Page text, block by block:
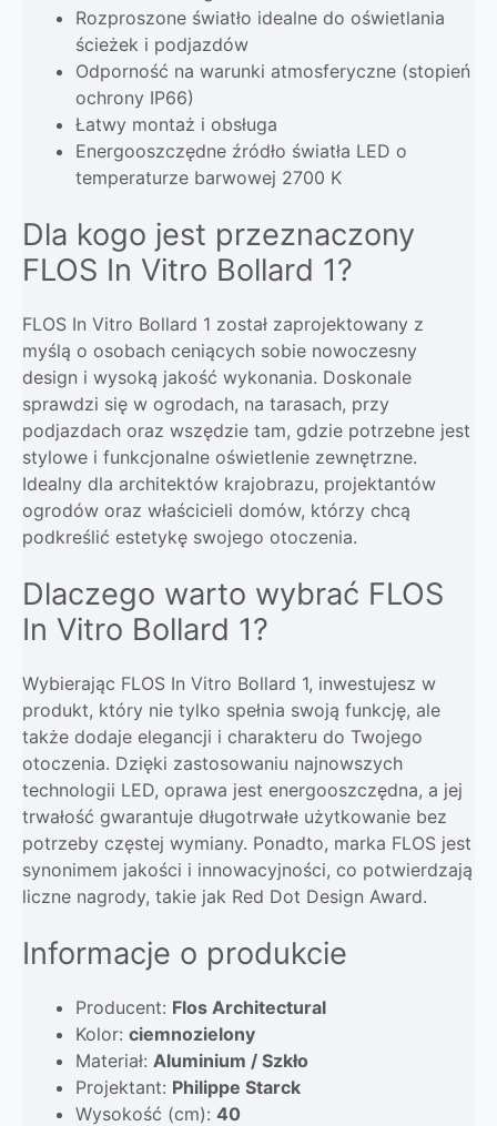
Rozproszone światło idealne do oświetlania
ścieżek i podjazdów
Odporność na warunki atmosferyczne (stopień
ochrony IP66)
Łatwy montaż i obsługa
Energooszczędne źródło światła LED o
temperaturze barwowej 2700 K
Dla kogo jest przeznaczony
FLOS In Vitro Bollard 1?
FLOS In Vitro Bollard 1 został zaprojektowany z
myślą o osobach ceniących sobie nowoczesny
design i wysoką jakość wykonania. Doskonale
sprawdzi się w ogrodach, na tarasach, przy
podjazdach oraz wszędzie tam, gdzie potrzebne jest
stylowe i funkcjonalne oświetlenie zewnętrzne.
Idealny dla architektów krajobrazu, projektantów
ogrodów oraz właścicieli domów, którzy chcą
podkreślić estetykę swojego otoczenia.
Dlaczego warto wybrać FLOS
In Vitro Bollard 1?
Wybierając FLOS In Vitro Bollard 1, inwestujesz w
produkt, który nie tylko spełnia swoją funkcję, ale
także dodaje elegancji i charakteru do Twojego
otoczenia. Dzięki zastosowaniu najnowszych
technologii LED, oprawa jest energooszczędna, a jej
trwałość gwarantuje długotrwałe użytkowanie bez
potrzeby częstej wymiany. Ponadto, marka FLOS jest
synonimem jakości i innowacyjności, co potwierdzają
liczne nagrody, takie jak Red Dot Design Award.
Informacje o produkcie
Producent: Flos Architectural
Kolor: ciemnozielony
Materiał: Aluminium / Szkło
Projektant: Philippe Starck
Wysokość (cm): 40